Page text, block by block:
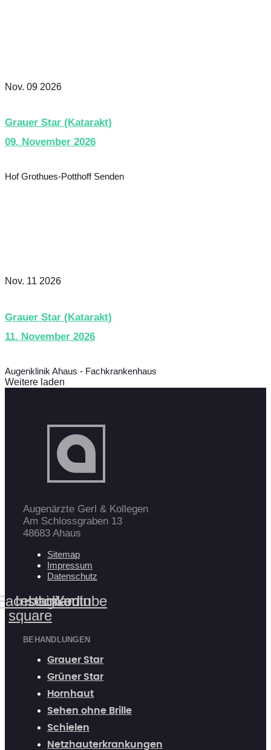
Nov. 09 2026
Grauer Star (Katarakt)
09. November 2026
Hof Grothues-Potthoff Senden
Nov. 11 2026
Grauer Star (Katarakt)
11. November 2026
Augenklinik Ahaus - Fachkrankenhaus
Weitere laden
Augenärzte Gerl & Kollegen
Am Schlossgraben 13
48683 Ahaus
Sitemap
Impressum
Datenschutz
square
Instagram
Linkedin
Youtube
BEHANDLUNGEN
Grauer Star
Grüner Star
Hornhaut
Sehen ohne Brille
Schielen
Netzhauterkrankungen